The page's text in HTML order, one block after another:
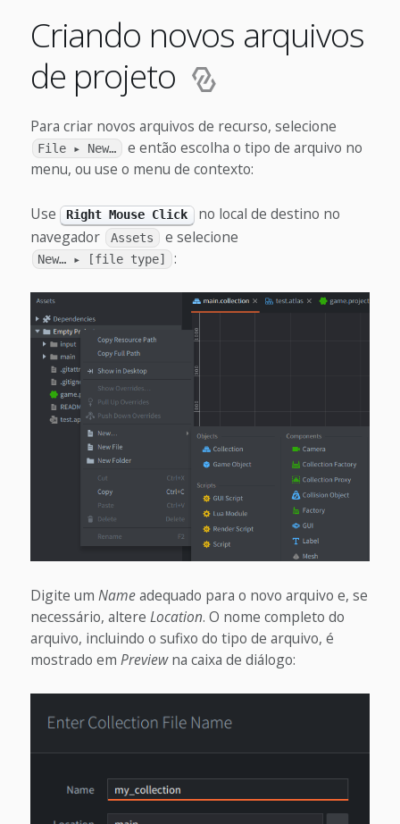
Criando novos arquivos
de projeto
Para criar novos arquivos de recurso, selecione
File ▸ New…
e então escolha o tipo de arquivo no
menu, ou use o menu de contexto:
Use Right Mouse Click
no local de destino no
navegador
Assets e selecione
New… ▸ [file type] :
Digite um Nameadequado para o novo arquivo e, se
necessário, altere Location. O nome completo do
arquivo, incluindo o sufixo do tipo de arquivo, é
mostrado em Previewna caixa de diálogo: